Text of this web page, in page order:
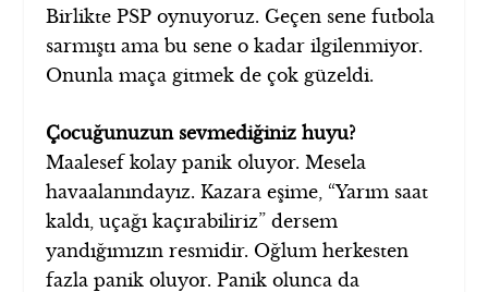
Birlikte PSP oynuyoruz. Geçen sene futbola
sarmıştı ama bu sene o kadar ilgilenmiyor.
Onunla maça gitmek de çok güzeldi.
Çocuğunuzun sevmediğiniz huyu?
Maalesef kolay panik oluyor. Mesela
havaalanındayız. Kazara eşime, “Yarım saat
kaldı, uçağı kaçırabiliriz” dersem
yandığımızın resmidir. Oğlum herkesten
fazla panik oluyor. Panik olunca da